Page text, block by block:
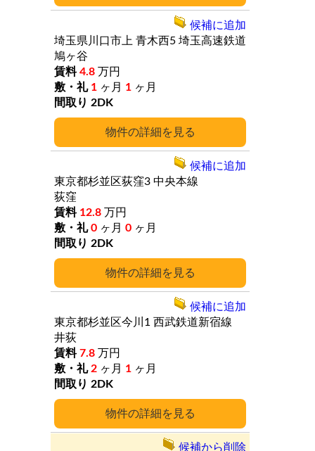
詳細
埼玉県川口市上 青木西5 埼玉高速鉄道
鳩ヶ谷
4.8 万円
1 ヶ月 1 ヶ月
2DK
候補に追加
詳細
東京都杉並区荻窪3 中央本線
荻窪
12.8 万円
0 ヶ月 0 ヶ月
2DK
候補に追加
詳細
東京都杉並区今川1 西武鉄道新宿線
井荻
7.8 万円
2 ヶ月 1 ヶ月
2DK
候補に追加
候補から削除